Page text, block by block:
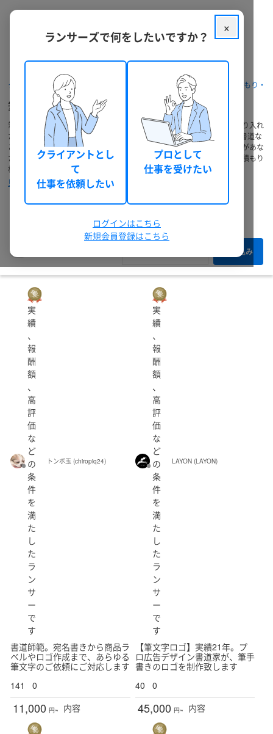
クラウドソーシング ランサーズ パッケージを探す 筆文字の見積もり・
筆文字の依頼・発注・代行
筆文字デザインや筆文字ロゴの依頼・外注ができます。和風の要素を取り入れ
たpopや和ロゴ、毛筆ロゴなどに対応します。手書き筆文字やデザイン書道な
ど、伝統的な技法を活用した作品作りも可能です。経験豊富なランサーがあな
たが欲しい文字をデザインします。個人、制作会社等のプロの業者に見積もり
相談ができ、価格・相場は幅広く対応しています。
見積もりから納品までの流れ
絞り込み
円以下
個人・法人
都道府県
指定しない
北海道
山形県 福島県
茨城県
東京都
新潟県
長野県
岐阜県 静岡県 愛知県 三重県
滋賀県 京都府 大阪府 兵庫県
出品者のランク
認定ランサー
シルバー
ブロンズ
レギュラー
実
績
、
報
酬
額
、
高
評
価
な
ど
の
条
件
を
満
た
し
た
ラ
ン
サ
ー
で
す
トンボ玉 (chiropiq24)
書道師範。宛名書きから商品ラ
ベルやロゴ作成まで、あらゆる
筆文字のご依頼にご対応します
141
0
11,000 円~ 内容
実
績
、
報
酬
額
、
高
評
価
な
ど
の
条
件
を
満
た
し
た
ラ
ン
サ
ー
で
す
LAYON (LAYON)
【筆文字ロゴ】実績21年。プ
ロ広告デザイン書道家が、筆手
書きのロゴを制作致します
40
0
45,000 円~ 内容
×
ランサーズで何をしたいですか？
クライアントとし
て
仕事を依頼したい
プロとして
仕事を受けたい
ログインはこちら
新規会員登録はこちら